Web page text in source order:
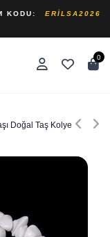
KODU:
ERILSA2026
0
Doğal Taş Kolye